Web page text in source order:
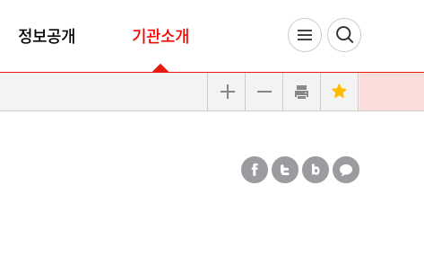
정보공개 기관소개